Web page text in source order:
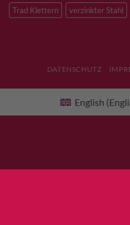
Trad Klettern
verzinkter Stahl
DATENSCHUTZ
English (